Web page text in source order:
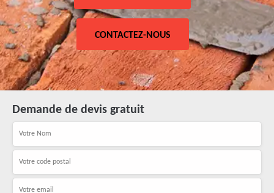
CONTACTEZ-NOUS
Demande de devis gratuit